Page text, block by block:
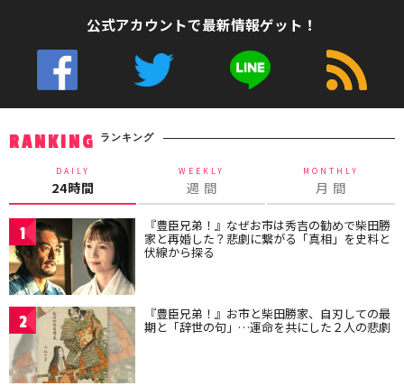
公式アカウントで最新情報ゲット！
RANKING ランキング
DAILY
24時間
WEEKLY
週 間
MONTHLY
月 間
1 『豊臣兄弟！』なぜお市は秀吉の勧めで柴田勝
家と再婚した？悲劇に繋がる「真相」を史料と
伏線から探る
2 『豊臣兄弟！』お市と柴田勝家、自刃しての最
期と「辞世の句」…運命を共にした２人の悲劇